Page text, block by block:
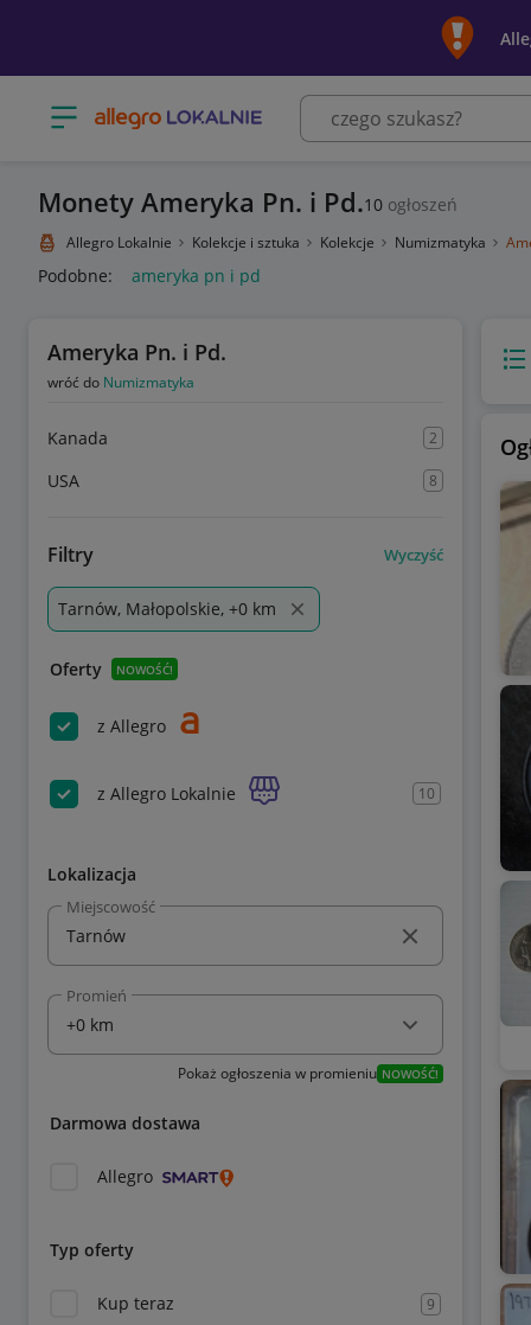
Otwórz menu z kategoriami
Monety Ameryka Pn. i Pd.10 ogłoszeń
Allegro Lokalnie Kolekcje i sztuka Kolekcje Numizmatyka
Podobne: ameryka pn i pd
Ameryka Pn. i Pd.
wróć do Numizmatyka
Kanada 2
USA 8
Filtry Wyczyść
Tarnów, Małopolskie, +0 km
Oferty NOWOŚĆ!
z Allegro
z Allegro Lokalnie 10
Lokalizacja
Miejscowość
Promień
Pokaż ogłoszenia w promieniu NOWOŚĆ!
Darmowa dostawa
Allegro
Typ oferty
Kup teraz 9